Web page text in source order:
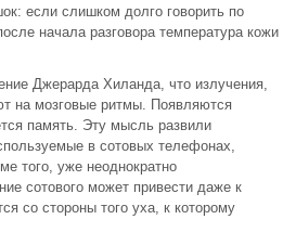
если слишком долго говорить по
начала разговора температура кожи
Джерарда Хиланда, что излучения,
на мозговые ритмы. Появляются
память. Эту мысль развили
в сотовых телефонах,
того, уже неоднократно
сотового может привести даже к
со стороны того уха, к которому